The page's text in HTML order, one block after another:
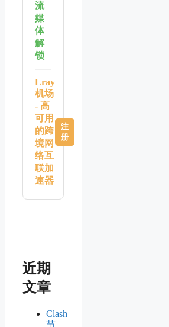
流
媒
体
解
锁
Lray
机场
- 高
可用
的跨
境网
络互
联加
速器
注
册
近期
文章
Clash
节